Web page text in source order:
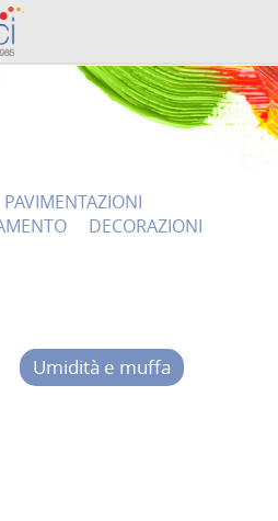
PAVIMENTAZIONI
DECORAZIONI
Umidità e muffa